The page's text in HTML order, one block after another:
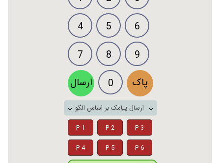
4
5
6
7
8
9
ارسال
0 پاک
ارسال پیامک بر اساس الگو
P 1
P 2
P 3
P 4
P 5 P 6